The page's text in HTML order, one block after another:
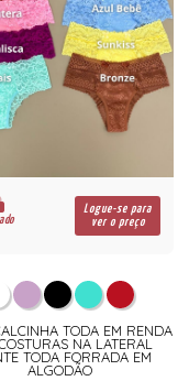
Logue-se para
ver o preço
TODA EM RENDA
NA LATERAL
TODA FORRADA EM
ALGODÃO